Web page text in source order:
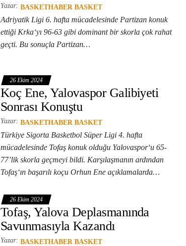
Yazar: BASKETHABER BASKET
Adriyatik Ligi 6. hafta mücadelesinde Partizan konuk
ettiği Krka‘yı 96-63 gibi dominant bir skorla çok rahat
geçti. Bu sonuçla Partizan…
26 Ekim 2024
Koç Ene, Yalovaspor Galibiyeti
Sonrası Konuştu
Yazar: BASKETHABER BASKET
Türkiye Sigorta Basketbol Süper Ligi 4. hafta
mücadelesinde Tofaş konuk olduğu Yalovaspor‘u 65-
77’lik skorla geçmeyi bildi. Karşılaşmanın ardından
Tofaş‘ın başarılı koçu Orhun Ene açıklamalarda…
26 Ekim 2024
Tofaş, Yalova Deplasmanında
Savunmasıyla Kazandı
Yazar: BASKETHABER BASKET